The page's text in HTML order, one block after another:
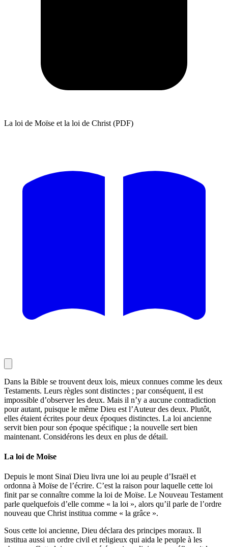
La loi de Moïse et la loi de Christ (PDF)
Dans la Bible se trouvent deux lois, mieux connues comme les deux
Testaments. Leurs règles sont distinctes ; par conséquent, il est
impossible d’observer les deux. Mais il n’y a aucune contradiction
pour autant, puisque le même Dieu est l’Auteur des deux. Plutôt,
elles étaient écrites pour deux époques distinctes. La loi ancienne
servit bien pour son époque spécifique ; la nouvelle sert bien
maintenant. Considérons les deux en plus de détail.
La loi de Moïse
Depuis le mont Sinaï Dieu livra une loi au peuple d’Israël et
ordonna à Moïse de l’écrire. C’est la raison pour laquelle cette loi
finit par se connaître comme la loi de Moïse. Le Nouveau Testament
parle quelquefois d’elle comme « la loi », alors qu’il parle de l’ordre
nouveau que Christ institua comme « la grâce ».
Sous cette loi ancienne, Dieu déclara des principes moraux. Il
institua aussi un ordre civil et religieux qui aida le peuple à les